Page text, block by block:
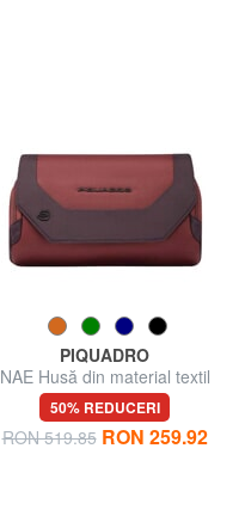
PIQUADRO
NAE Husă din material textil
50% REDUCERI
RON 519.85 RON 259.92